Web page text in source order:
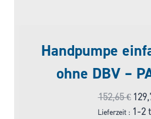
Handpumpe
ohne DBV –
152,65€
Lieferzeit : 1-2